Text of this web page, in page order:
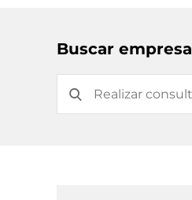
Buscar empresa